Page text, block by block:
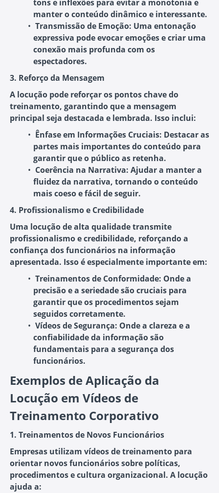
tons e inflexões para evitar a monotonia e
manter o conteúdo dinâmico e interessante.
Transmissão de Emoção: Uma entonação
expressiva pode evocar emoções e criar uma
conexão mais profunda com os
espectadores.
3. Reforço da Mensagem
A locução pode reforçar os pontos chave do
treinamento, garantindo que a mensagem
principal seja destacada e lembrada. Isso inclui:
Ênfase em Informações Cruciais: Destacar as
partes mais importantes do conteúdo para
garantir que o público as retenha.
Coerência na Narrativa: Ajudar a manter a
fluidez da narrativa, tornando o conteúdo
mais coeso e fácil de seguir.
4. Profissionalismo e Credibilidade
Uma locução de alta qualidade transmite
profissionalismo e credibilidade, reforçando a
confiança dos funcionários na informação
apresentada. Isso é especialmente importante em:
Treinamentos de Conformidade: Onde a
precisão e a seriedade são cruciais para
garantir que os procedimentos sejam
seguidos corretamente.
Vídeos de Segurança: Onde a clareza e a
confiabilidade da informação são
fundamentais para a segurança dos
funcionários.
Exemplos de Aplicação da
Locução em Vídeos de
Treinamento Corporativo
1. Treinamentos de Novos Funcionários
Empresas utilizam vídeos de treinamento para
orientar novos funcionários sobre políticas,
procedimentos e cultura organizacional. A locução
ajuda a: